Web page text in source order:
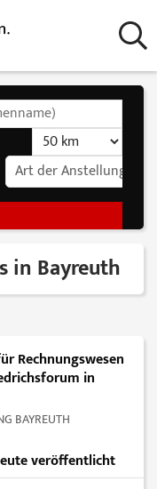
Art der Anstellung
in Bayreuth
Rechnungswesen
in
BAYREUTH
veröffentlicht